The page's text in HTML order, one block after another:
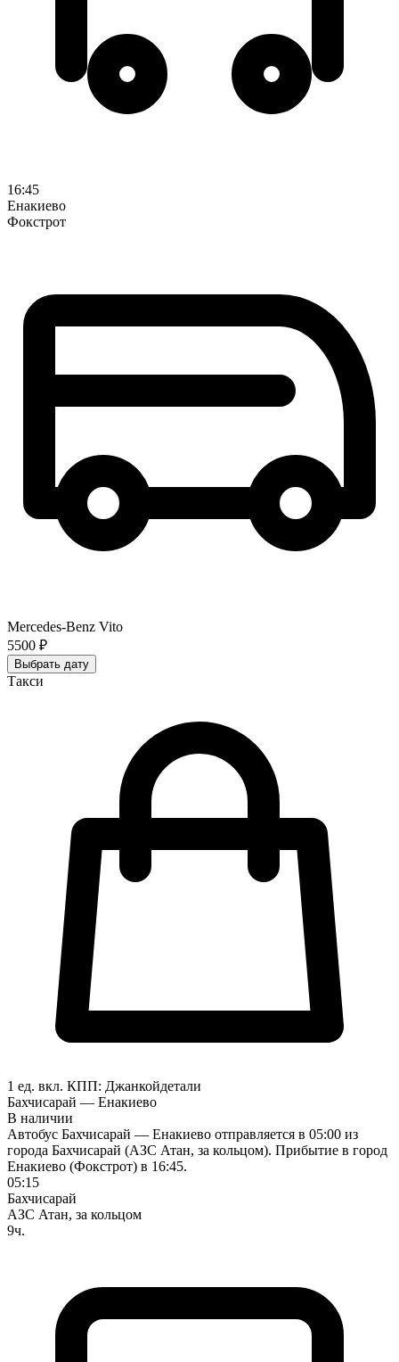
16:45
Енакиево
Фокстрот
Mercedes-Benz Vito
5500 ₽
Выбрать дату
Такси
1 ед. вкл. КПП: Джанкойдетали
Бахчисарай — Енакиево
В наличии
Автобус Бахчисарай — Енакиево отправляется в 05:00 из
города Бахчисарай (АЗС Атан, за кольцом). Прибытие в город
Енакиево (Фокстрот) в 16:45.
05:15
Бахчисарай
АЗС Атан, за кольцом
9ч.